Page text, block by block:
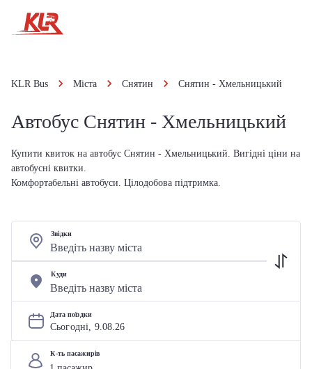
KLR Bus Міста Снятин Снятин - Хмельницький
Автобус Снятин - Хмельницький
Купити квиток на автобус Снятин - Хмельницький. Вигідні ціни на
автобусні квитки.
Комфортабельні автобуси. Цілодобова підтримка.
Звідки
Куди
Дата поїздки
Сьогодні, 9.08.26
К-ть пасажирів